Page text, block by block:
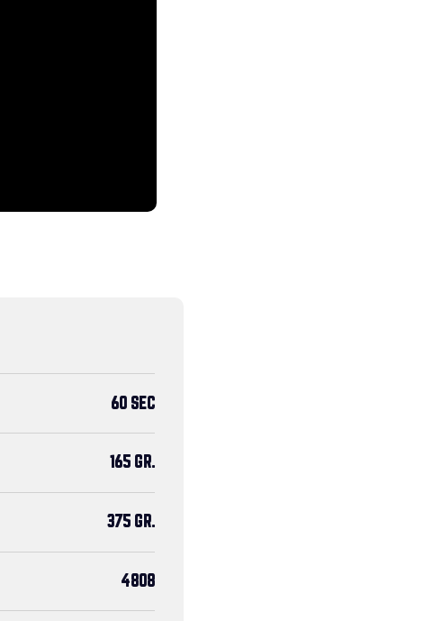
60 SEC
165 GR.
375 GR.
4808